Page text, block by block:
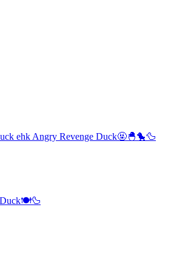
ehk Angry Revenge Duck🤬🐣🐤🦆
Duck🍽️🦆